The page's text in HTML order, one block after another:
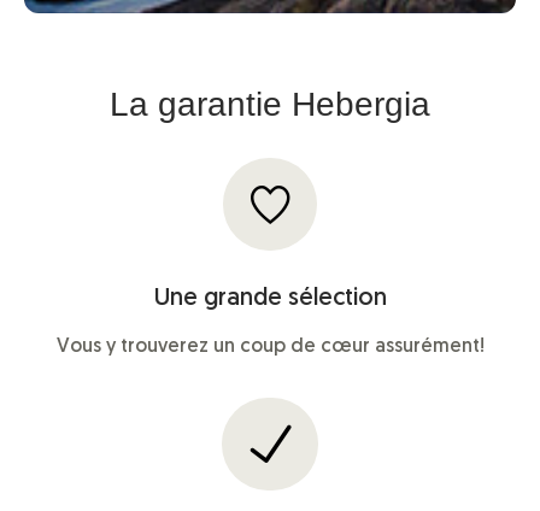
La garantie Hebergia
Une grande sélection
Vous y trouverez un coup de cœur assurément!